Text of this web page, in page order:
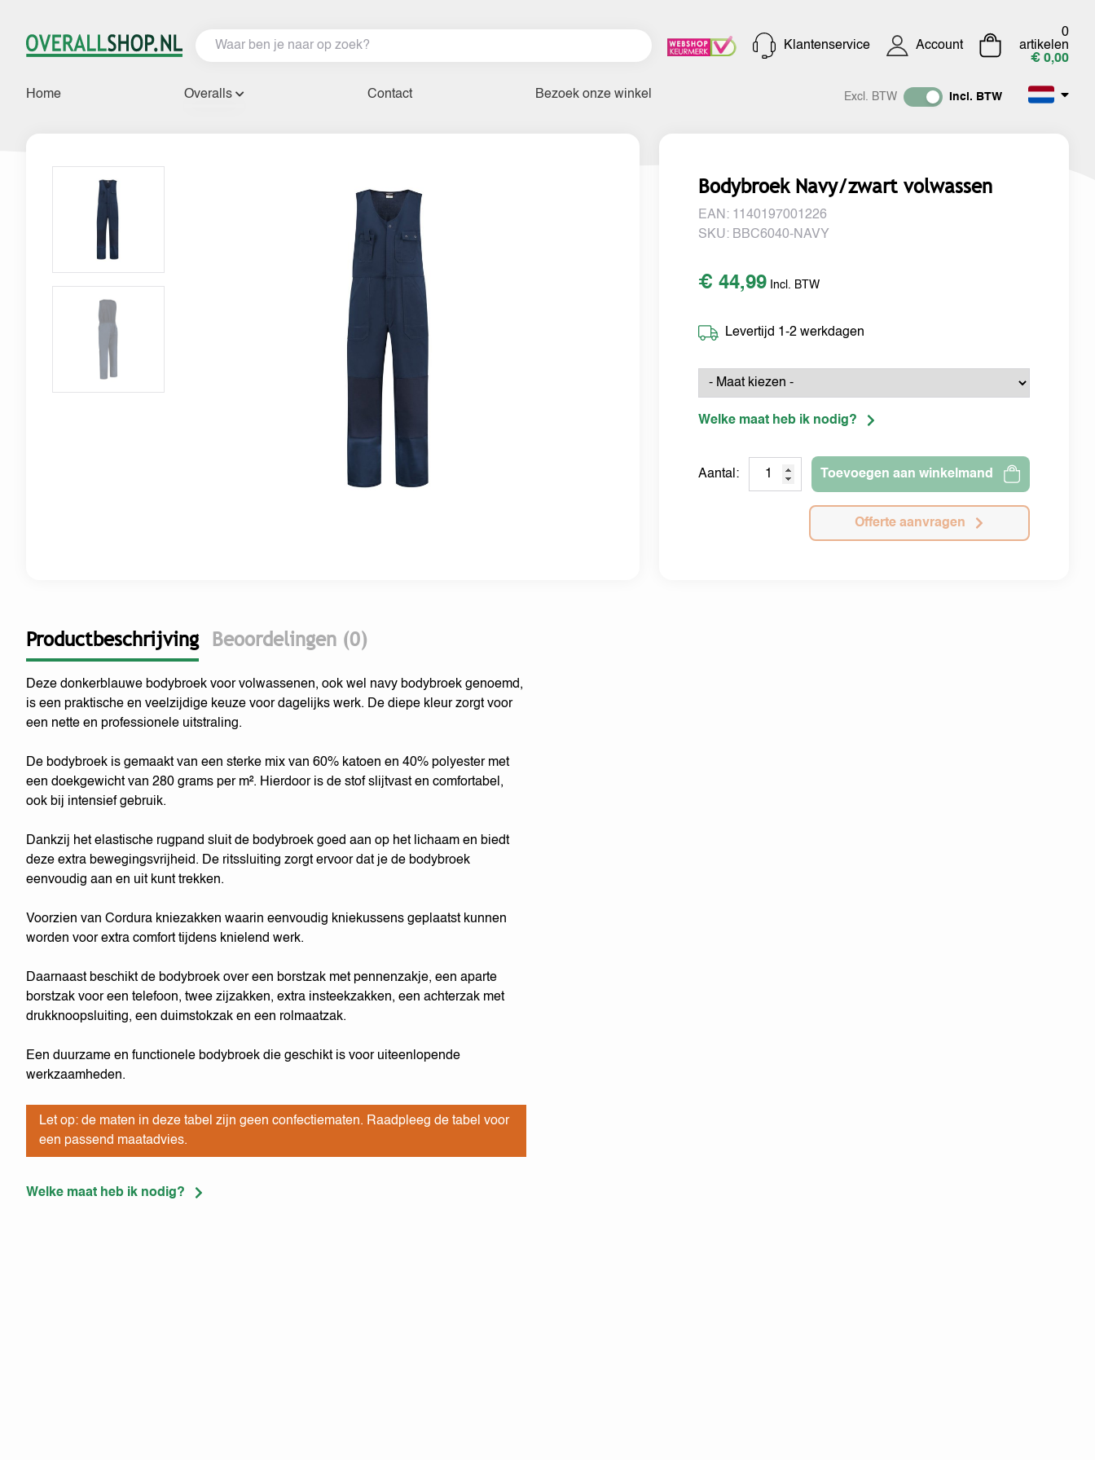
Klantenservice Account
0
artikelen
€ 0,00
Home Overalls Contact Bezoek onze winkel Excl. BTW Incl. BTW
Bodybroek Navy/zwart volwassen
EAN: 1140197001226
SKU: BBC6040-NAVY
€ 44,99 Incl. BTW
Levertijd 1-2 werkdagen
Welke maat heb ik nodig?
Aantal: Toevoegen aan winkelmand
Offerte aanvragen
Productbeschrijving Beoordelingen (0)
Deze donkerblauwe bodybroek voor volwassenen, ook wel navy bodybroek genoemd,
is een praktische en veelzijdige keuze voor dagelijks werk. De diepe kleur zorgt voor
een nette en professionele uitstraling.
De bodybroek is gemaakt van een sterke mix van 60% katoen en 40% polyester met
een doekgewicht van 280 grams per m². Hierdoor is de stof slijtvast en comfortabel,
ook bij intensief gebruik.
Dankzij het elastische rugpand sluit de bodybroek goed aan op het lichaam en biedt
deze extra bewegingsvrijheid. De ritssluiting zorgt ervoor dat je de bodybroek
eenvoudig aan en uit kunt trekken.
Voorzien van Cordura kniezakken waarin eenvoudig kniekussens geplaatst kunnen
worden voor extra comfort tijdens knielend werk.
Daarnaast beschikt de bodybroek over een borstzak met pennenzakje, een aparte
borstzak voor een telefoon, twee zijzakken, extra insteekzakken, een achterzak met
drukknoopsluiting, een duimstokzak en een rolmaatzak.
Een duurzame en functionele bodybroek die geschikt is voor uiteenlopende
werkzaamheden.
Let op: de maten in deze tabel zijn geen confectiematen. Raadpleeg de tabel voor
een passend maatadvies.
Welke maat heb ik nodig?